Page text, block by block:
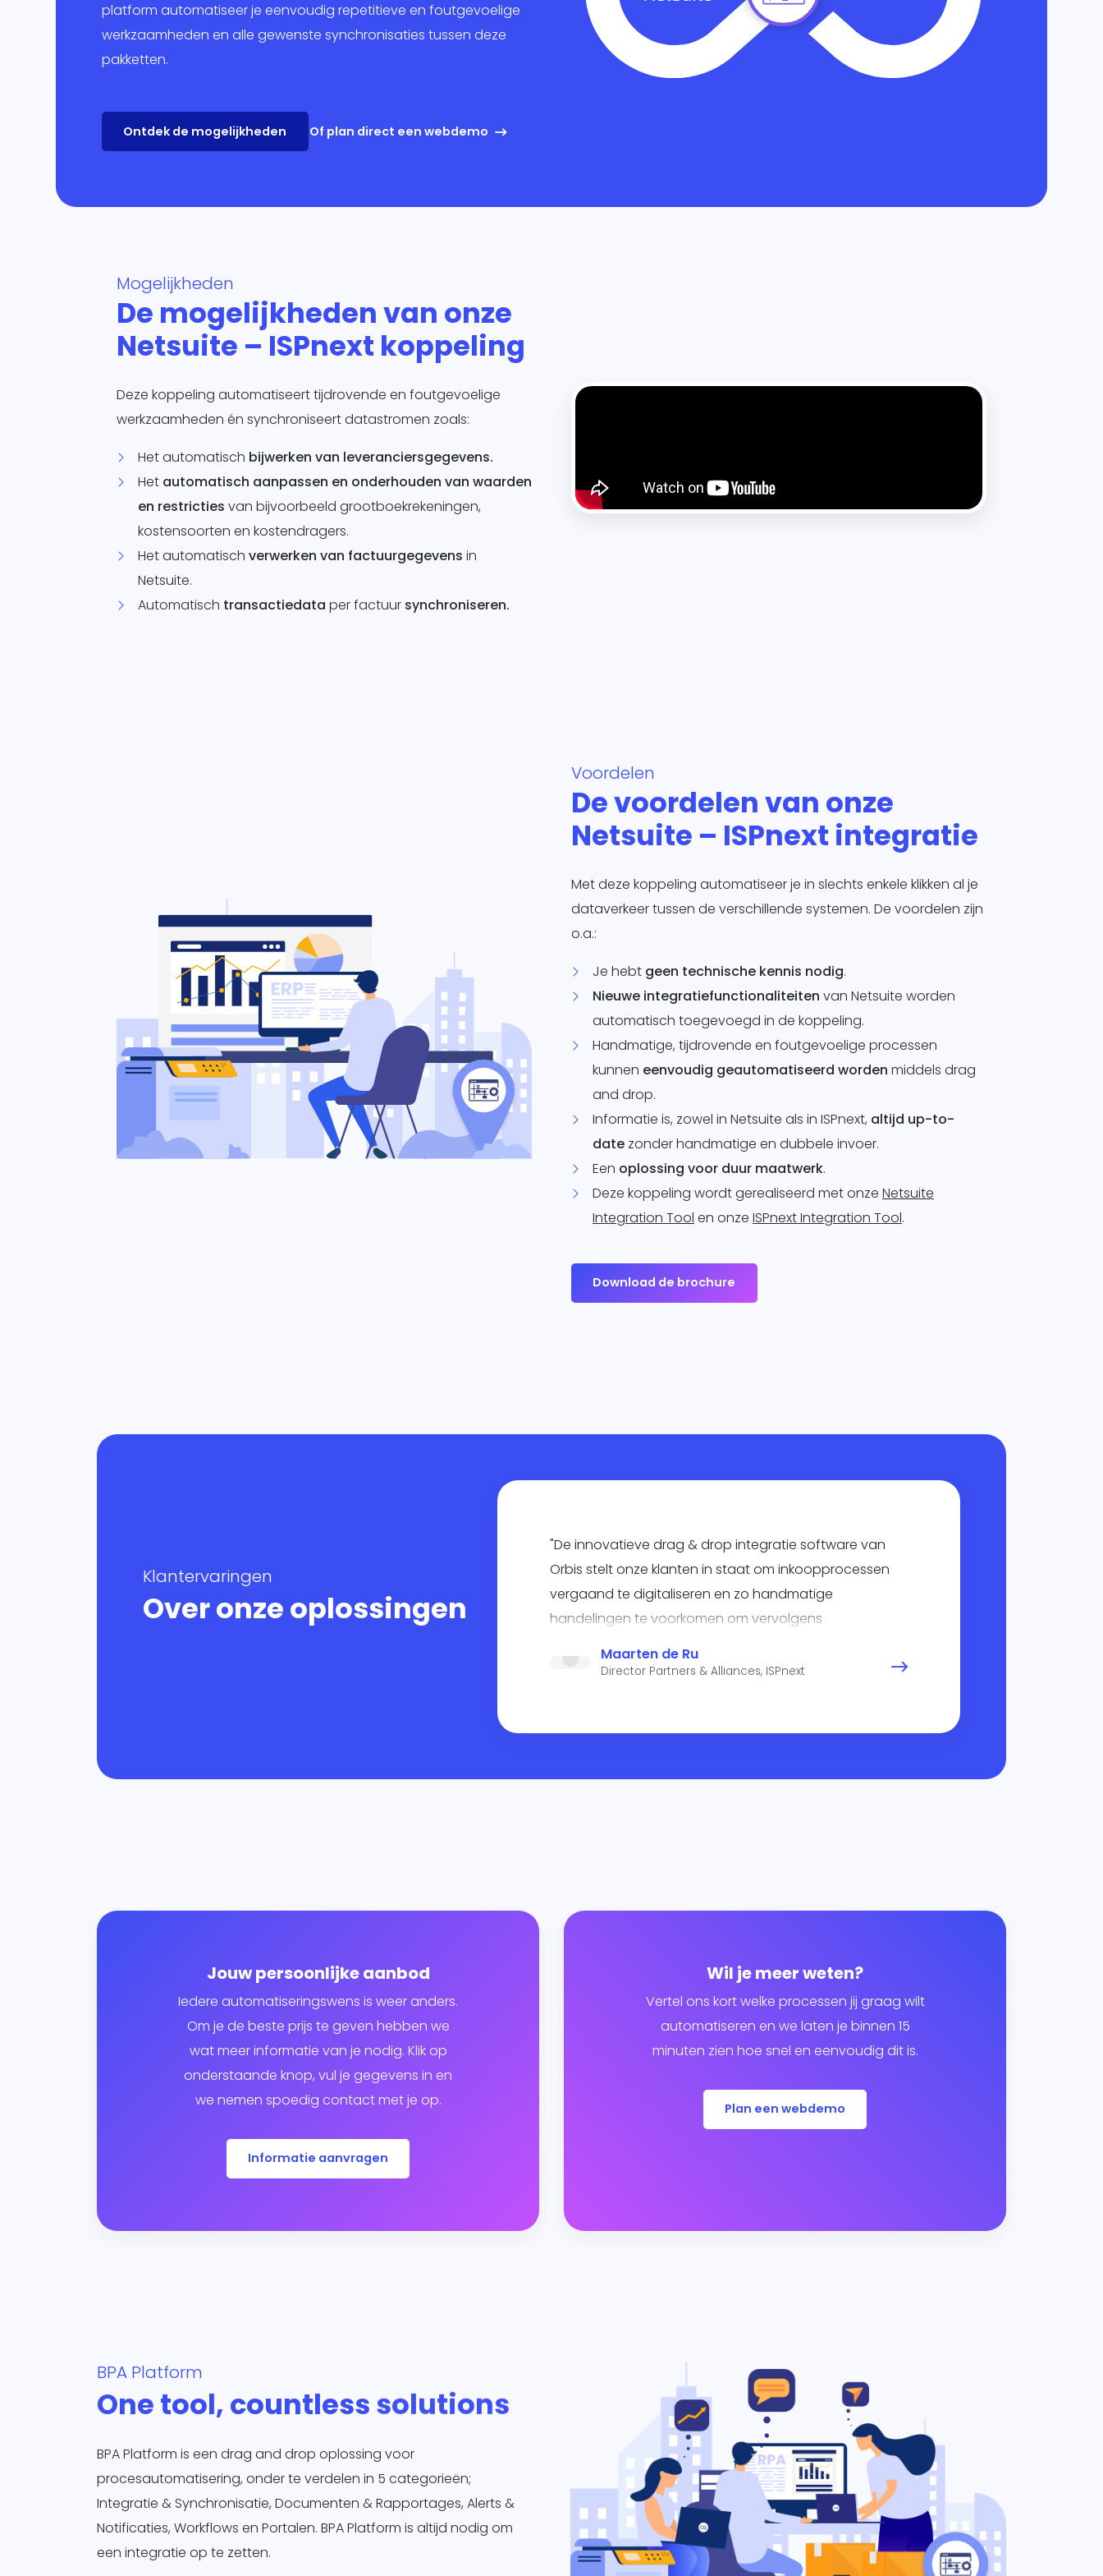
Marketing
platform automatiseer je eenvoudig repetitieve en foutgevoelige
werkzaamheden en alle gewenste synchronisaties tussen deze
pakketten.
Ontdek de mogelijkheden Of plan direct een webdemo
Mogelijkheden
De mogelijkheden van onze
Netsuite – ISPnext koppeling
Deze koppeling automatiseert tijdrovende en foutgevoelige
werkzaamheden én synchroniseert datastromen zoals:
Het automatisch bijwerken van leveranciersgegevens.
Het automatisch aanpassen en onderhouden van waarden
en restricties van bijvoorbeeld grootboekrekeningen,
kostensoorten en kostendragers.
Het automatisch verwerken van factuurgegevens in
Netsuite.
Automatisch transactiedata per factuur synchroniseren.
Voordelen
De voordelen van onze
Netsuite – ISPnext integratie
Met deze koppeling automatiseer je in slechts enkele klikken al je
dataverkeer tussen de verschillende systemen. De voordelen zijn
o.a.:
Je hebt geen technische kennis nodig.
Nieuwe integratiefunctionaliteiten van Netsuite worden
automatisch toegevoegd in de koppeling.
Handmatige, tijdrovende en foutgevoelige processen
kunnen eenvoudig geautomatiseerd worden middels drag
and drop.
Informatie is, zowel in Netsuite als in ISPnext, altijd up-to-
date zonder handmatige en dubbele invoer.
Een oplossing voor duur maatwerk.
Deze koppeling wordt gerealiseerd met onze Netsuite
Integration Tool en onze ISPnext Integration Tool.
Download de brochure
Klantervaringen
Over onze oplossingen
"De innovatieve drag & drop integratie software van
Orbis stelt onze klanten in staat om inkoopprocessen
vergaand te digitaliseren en zo handmatige
handelingen te voorkomen om vervolgens
Maarten de Ru
Director Partners & Alliances, ISPnext
Jouw persoonlijke aanbod
Iedere automatiseringswens is weer anders.
Om je de beste prijs te geven hebben we
wat meer informatie van je nodig. Klik op
onderstaande knop, vul je gegevens in en
we nemen spoedig contact met je op.
Informatie aanvragen
Wil je meer weten?
Vertel ons kort welke processen jij graag wilt
automatiseren en we laten je binnen 15
minuten zien hoe snel en eenvoudig dit is.
Plan een webdemo
BPA Platform
One tool, countless solutions
BPA Platform is een drag and drop oplossing voor
procesautomatisering, onder te verdelen in 5 categorieën;
Integratie & Synchronisatie, Documenten & Rapportages, Alerts &
Notificaties, Workflows en Portalen. BPA Platform is altijd nodig om
een integratie op te zetten.